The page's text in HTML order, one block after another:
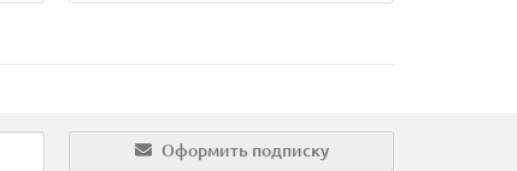
Оформить подписку